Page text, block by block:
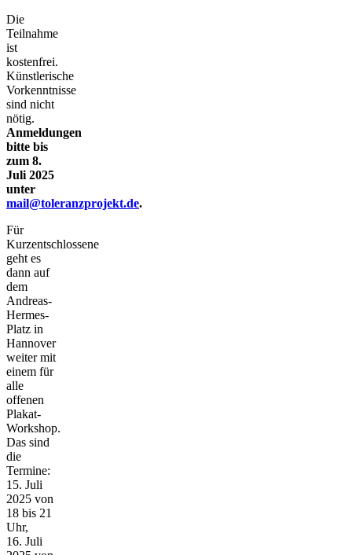
Die
Teilnahme
ist
kostenfrei.
Künstlerische
Vorkenntnisse
sind nicht
nötig.
Anmeldungen
bitte bis
zum 8.
Juli 2025
unter
mail@toleranzprojekt.de.
Für
Kurzentschlossene
geht es
dann auf
dem
Andreas-
Hermes-
Platz in
Hannover
weiter mit
einem für
alle
offenen
Plakat-
Workshop.
Das sind
die
Termine:
15. Juli
2025 von
18 bis 21
Uhr,
16. Juli